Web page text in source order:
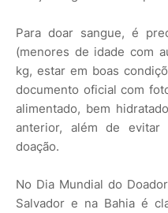
Para doar sangue, é
(menores de idade com
kg, estar em boas
documento oficial com
alimentado, bem
anterior, além de evitar
doação.
No Dia Mundial do
Salvador e na Bahia é